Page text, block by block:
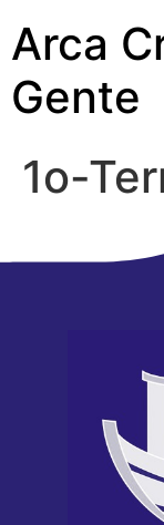
Arca
Gente
1o-